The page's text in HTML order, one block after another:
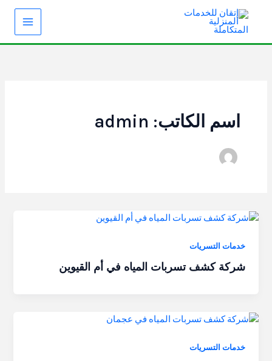
المحتوى
اسم الكاتب: admin
خدمات التسريات
شركة كشف تسربات المياه في أم القيوين
خدمات التسريات